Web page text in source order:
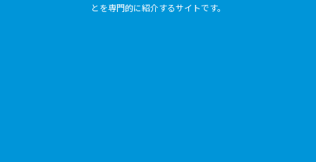
とを専門的に紹介するサイトです。